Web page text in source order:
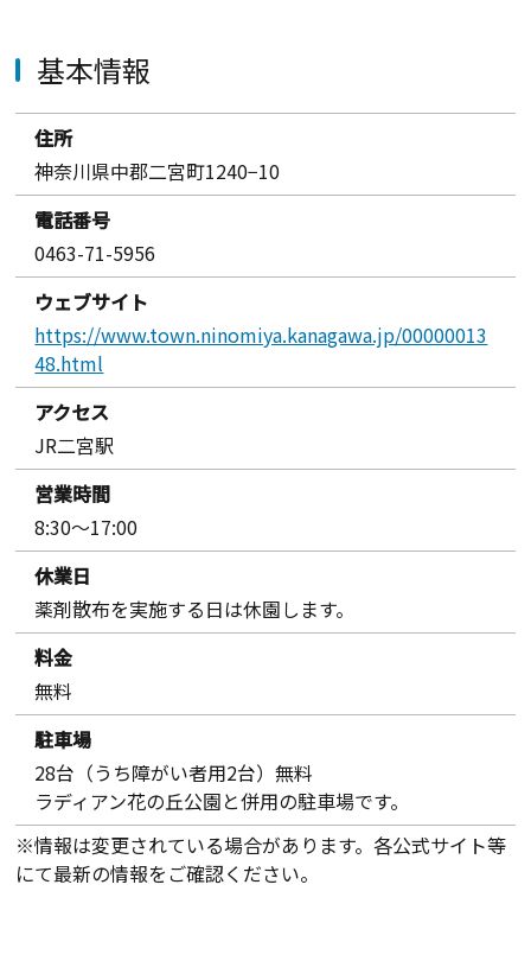
基本情報
住所
神奈川県中郡二宮町1240−10
電話番号
0463-71-5956
ウェブサイト
https://www.town.ninomiya.kanagawa.jp/00000013
48.html
アクセス
JR二宮駅
営業時間
8:30～17:00
休業日
薬剤散布を実施する日は休園します。
料金
無料
駐車場
28台（うち障がい者用2台）無料
ラディアン花の丘公園と併用の駐車場です。
※情報は変更されている場合があります。各公式サイト等
にて最新の情報をご確認ください。